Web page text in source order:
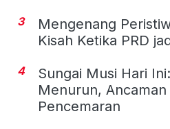
3
Mengenang
Kisah Ketika PRD
4
Sungai Musi Hari
Menurun,
Pencemaran